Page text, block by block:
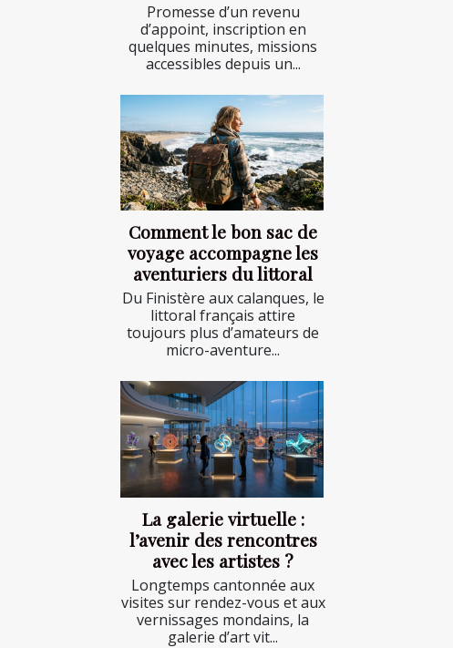
Promesse d’un revenu
d’appoint, inscription en
quelques minutes, missions
accessibles depuis un...
Comment le bon sac de
voyage accompagne les
aventuriers du littoral
Du Finistère aux calanques, le
littoral français attire
toujours plus d’amateurs de
micro-aventure...
La galerie virtuelle :
l’avenir des rencontres
avec les artistes ?
Longtemps cantonnée aux
visites sur rendez-vous et aux
vernissages mondains, la
galerie d’art vit...